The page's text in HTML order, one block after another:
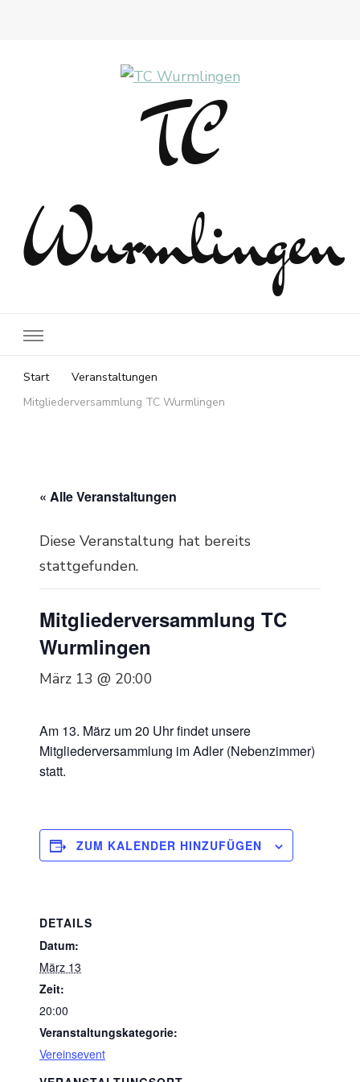
TC
Wurmlingen
Start
Veranstaltungen
Mitgliederversammlung TC Wurmlingen
« Alle Veranstaltungen
Diese Veranstaltung hat bereits
stattgefunden.
Mitgliederversammlung TC
Wurmlingen
März 13 @ 20:00
Am 13. März um 20 Uhr findet unsere
Mitgliederversammlung im Adler (Nebenzimmer)
statt.
ZUM KALENDER HINZUFÜGEN
DETAILS
Datum:
März 13
Zeit:
20:00
Veranstaltungskategorie:
Vereinsevent